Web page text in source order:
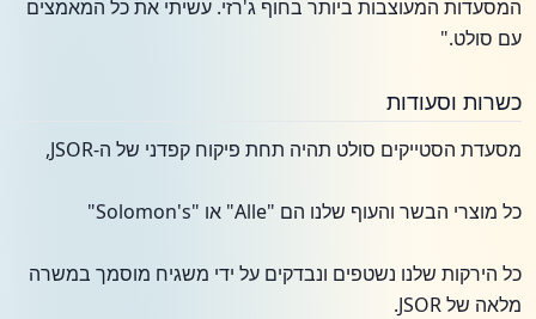
המסעדות המעוצבות ביותר בחוף ג'רזי. עשיתי את כל המאמצים
עם סולט."
כשרות וסעודות
מסעדת הסטייקים סולט תהיה תחת פיקוח קפדני של ה-JSOR,
כל מוצרי הבשר והעוף שלנו הם "Alle" או "Solomon's"
כל הירקות שלנו נשטפים ונבדקים על ידי משגיח מוסמך במשרה
מלאה של JSOR.